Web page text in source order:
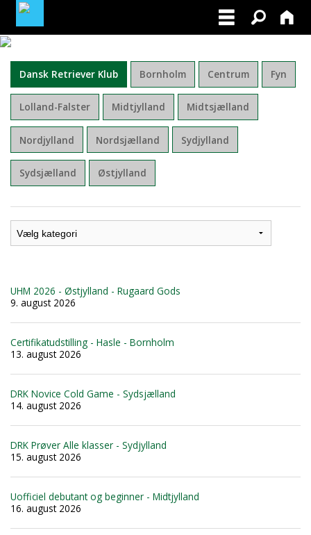
BLIV MEDLEM AF DRK
MINE TILMELDINGER
FACEBOOK
FOR INSTRUKTØRER
Dansk Retriever Klub Bornholm Centrum Fyn
Lolland-Falster Midtjylland Midtsjælland
Nordjylland Nordsjælland Sydjylland
Sydsjælland Østjylland
UHM 2026 - Østjylland - Rugaard Gods
9. august 2026
Certifikatudstilling - Hasle - Bornholm
13. august 2026
DRK Novice Cold Game - Sydsjælland
14. august 2026
DRK Prøver Alle klasser - Sydjylland
15. august 2026
Uofficiel debutant og beginner - Midtjylland
16. august 2026